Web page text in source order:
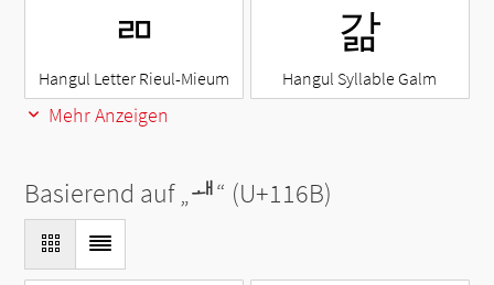
ㄻ
Hangul Letter Rieul-Mieum
갊
Hangul Syllable Galm
Mehr Anzeigen
Basierend auf „ᅫ“ (U+116B)